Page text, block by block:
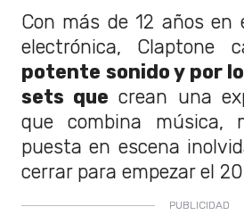
Con más de 12 años en
electrónica, Claptone
potente sonido y por
sets que crean una
que combina música,
puesta en escena
cerrar para empezar el